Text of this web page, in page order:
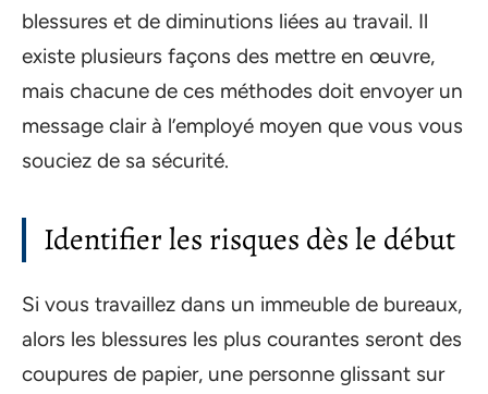
blessures et de diminutions liées au travail. Il
existe plusieurs façons des mettre en œuvre,
mais chacune de ces méthodes doit envoyer un
message clair à l’employé moyen que vous vous
souciez de sa sécurité.
Identifier les risques dès le début
Si vous travaillez dans un immeuble de bureaux,
alors les blessures les plus courantes seront des
coupures de papier, une personne glissant sur